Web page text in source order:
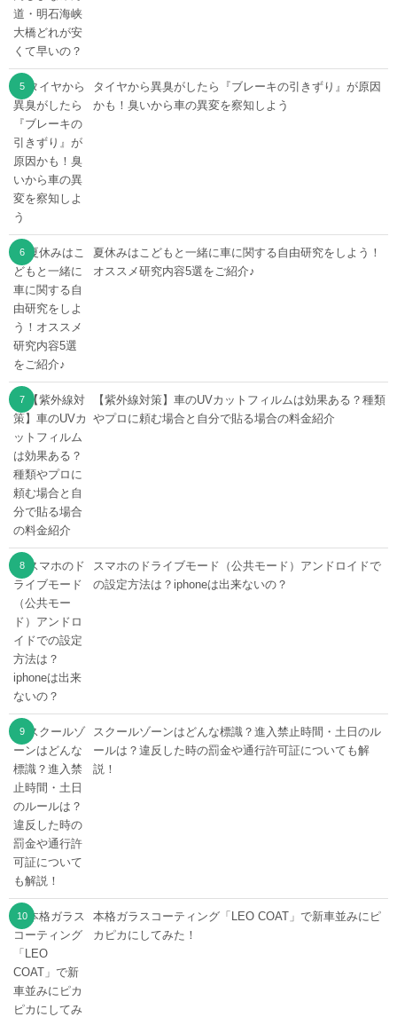
タイヤから異臭がしたら『ブレーキの引きずり』が原因
かも！臭いから車の異変を察知しよう
夏休みはこどもと一緒に車に関する自由研究をしよう！
オススメ研究内容5選をご紹介♪
【紫外線対策】車のUVカットフィルムは効果ある？種類
やプロに頼む場合と自分で貼る場合の料金紹介
スマホのドライブモード（公共モード）アンドロイドで
の設定方法は？iphoneは出来ないの？
スクールゾーンはどんな標識？進入禁止時間・土日のル
ールは？違反した時の罰金や通行許可証についても解
説！
本格ガラスコーティング「LEO COAT」で新車並みにピ
カピカにしてみた！